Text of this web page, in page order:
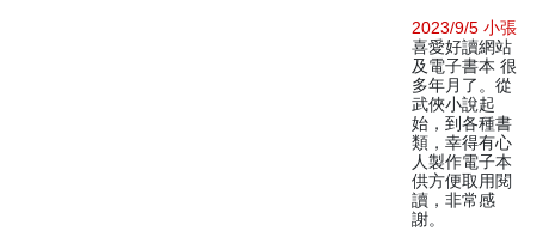
2023/9/5 小張
喜愛好讀網站
及電子書本 很
多年月了。從
武俠小說起
始，到各種書
類，幸得有心
人製作電子本
供方便取用閱
讀，非常感
謝。